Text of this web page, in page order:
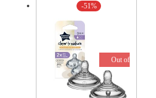
-51%
Out of